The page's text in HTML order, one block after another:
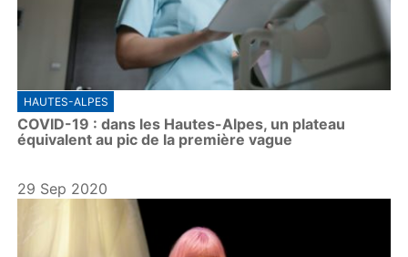
HAUTES-ALPES
COVID-19 : dans les Hautes-Alpes, un plateau
équivalent au pic de la première vague
29 Sep 2020